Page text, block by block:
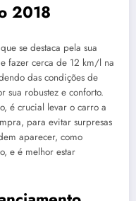
2018
se destaca pela sua
fazer cerca de 12 km/l na
das condições de
sua robustez e conforto.
é crucial levar o carro a
para evitar surpresas
aparecer, como
e é melhor estar